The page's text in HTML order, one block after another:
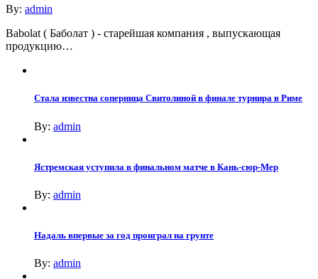
By: admin
Babolat ( Баболат ) - старейшая компания , выпускающая
продукцию…
Стала известна соперница Свитолиной в финале турнира в Риме
By: admin
Ястремская уступила в финальном матче в Кань-сюр-Мер
By: admin
Надаль впервые за год проиграл на грунте
By: admin